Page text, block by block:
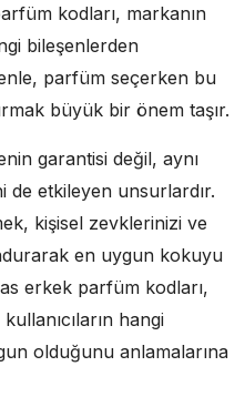
kodları, markanın
bileşenlerden
parfüm seçerken bu
büyük bir önem taşır.
garantisi değil, aynı
de etkileyen unsurlardır.
kişisel zevklerinizi ve
en uygun kokuyu
erkek parfüm kodları,
hangi
olduğunu anlamalarına